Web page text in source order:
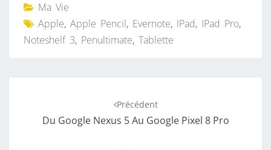
Ma Vie
Apple, Apple Pencil, Evernote, IPad, IPad Pro,
Noteshelf 3, Penultimate, Tablette
Précédent
Du Google Nexus 5 Au Google Pixel 8 Pro